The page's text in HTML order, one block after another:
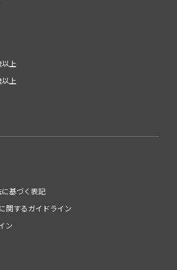
以上
以上
基づく表記
関するガイドライン
ン